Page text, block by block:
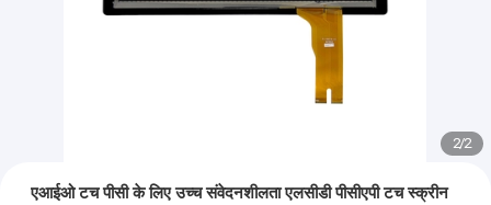
2/2
एआईओ टच पीसी के लिए उच्च संवेदनशीलता एलसीडी पीसीएपी टच स्क्रीन